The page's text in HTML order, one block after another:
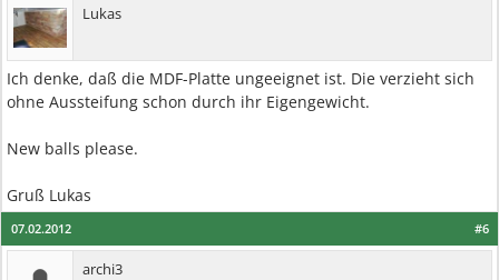
Lukas
Ich denke, daß die MDF-Platte ungeeignet ist. Die verzieht sich
ohne Aussteifung schon durch ihr Eigengewicht.
New balls please.
Gruß Lukas
#6
07.02.2012
archi3